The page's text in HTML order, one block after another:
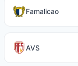
Famalicao
AVS